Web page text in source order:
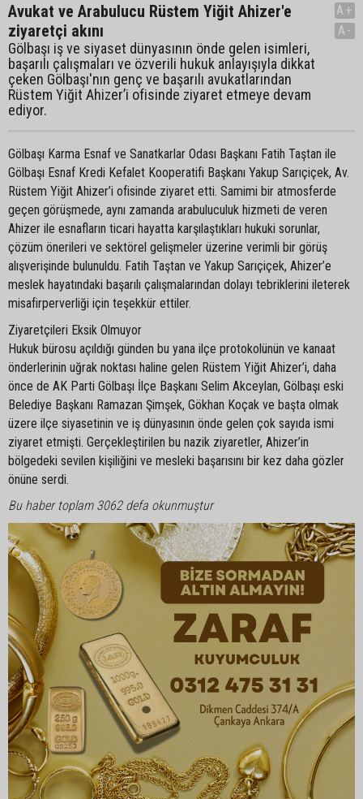
Avukat ve Arabulucu Rüstem Yiğit Ahizer'e
ziyaretçi akını
Gölbaşı iş ve siyaset dünyasının önde gelen isimleri,
başarılı çalışmaları ve özverili hukuk anlayışıyla dikkat
çeken Gölbaşı'nın genç ve başarılı avukatlarından
Rüstem Yiğit Ahizer’i ofisinde ziyaret etmeye devam
ediyor.
A+
A-
Gölbaşı Karma Esnaf ve Sanatkarlar Odası Başkanı Fatih Taştan ile
Gölbaşı Esnaf Kredi Kefalet Kooperatifi Başkanı Yakup Sarıçiçek, Av.
Rüstem Yiğit Ahizer’i ofisinde ziyaret etti. Samimi bir atmosferde
geçen görüşmede, aynı zamanda arabuluculuk hizmeti de veren
Ahizer ile esnafların ticari hayatta karşılaştıkları hukuki sorunlar,
çözüm önerileri ve sektörel gelişmeler üzerine verimli bir görüş
alışverişinde bulunuldu. Fatih Taştan ve Yakup Sarıçiçek, Ahizer’e
meslek hayatındaki başarılı çalışmalarından dolayı tebriklerini ileterek
misafirperverliği için teşekkür ettiler.
Ziyaretçileri Eksik Olmuyor
Hukuk bürosu açıldığı günden bu yana ilçe protokolünün ve kanaat
önderlerinin uğrak noktası haline gelen Rüstem Yiğit Ahizer’i, daha
önce de AK Parti Gölbaşı İlçe Başkanı Selim Akceylan, Gölbaşı eski
Belediye Başkanı Ramazan Şimşek, Gökhan Koçak ve başta olmak
üzere ilçe siyasetinin ve iş dünyasının önde gelen çok sayıda ismi
ziyaret etmişti. Gerçekleştirilen bu nazik ziyaretler, Ahizer’in
bölgedeki sevilen kişiliğini ve mesleki başarısını bir kez daha gözler
önüne serdi.
Bu haber toplam 3062 defa okunmuştur